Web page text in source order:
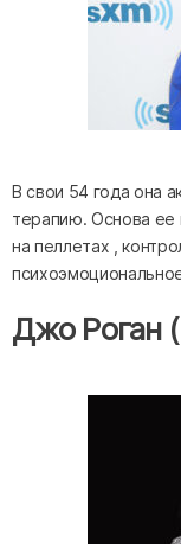
В свои 54 года она
терапию. Основа ее
на пеллетах ,
Джо Роган